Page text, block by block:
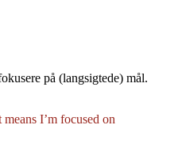
på (langsigtede) mål.
I’m focused on